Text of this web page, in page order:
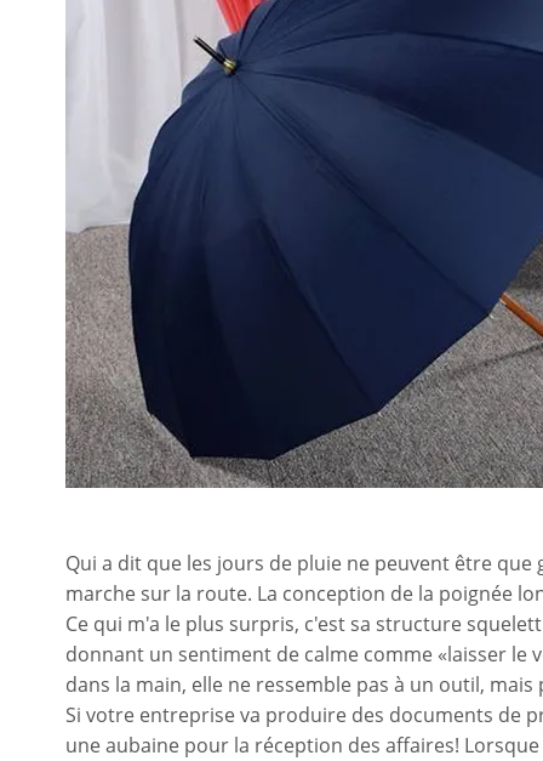
Qui a dit que les jours de pluie ne peuvent être
marche sur la route. La conception de la poignée
Ce qui m'a le plus surpris, c'est sa structure
donnant un sentiment de calme comme «laisser le
dans la main, elle ne ressemble pas à un outil,
Si votre entreprise va produire des documents de
une aubaine pour la réception des affaires!